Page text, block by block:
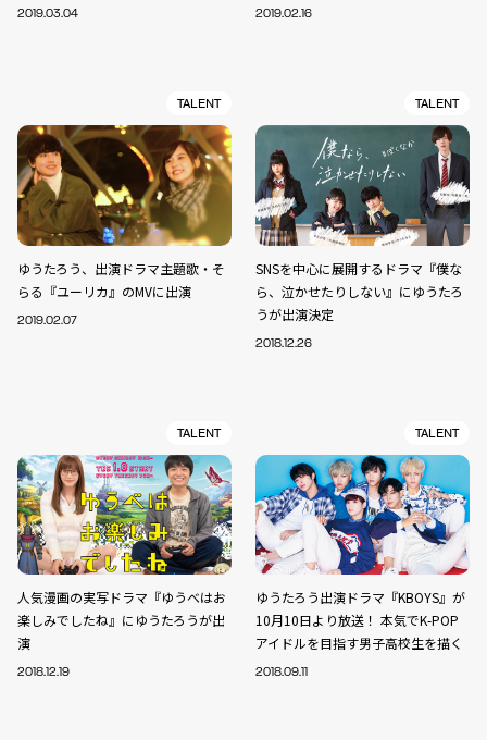
2019.03.04 2019.02.16
TALENT
ゆうたろう、出演ドラマ主題歌・そ
らる『ユーリカ』のMVに出演
2019.02.07
TALENT
SNSを中心に展開するドラマ『僕な
ら、泣かせたりしない』にゆうたろ
うが出演決定
2018.12.26
TALENT
人気漫画の実写ドラマ『ゆうべはお
楽しみでしたね』にゆうたろうが出
演
2018.12.19
TALENT
ゆうたろう出演ドラマ『KBOYS』が
10月10日より放送！ 本気でK-POP
アイドルを目指す男子高校生を描く
2018.09.11